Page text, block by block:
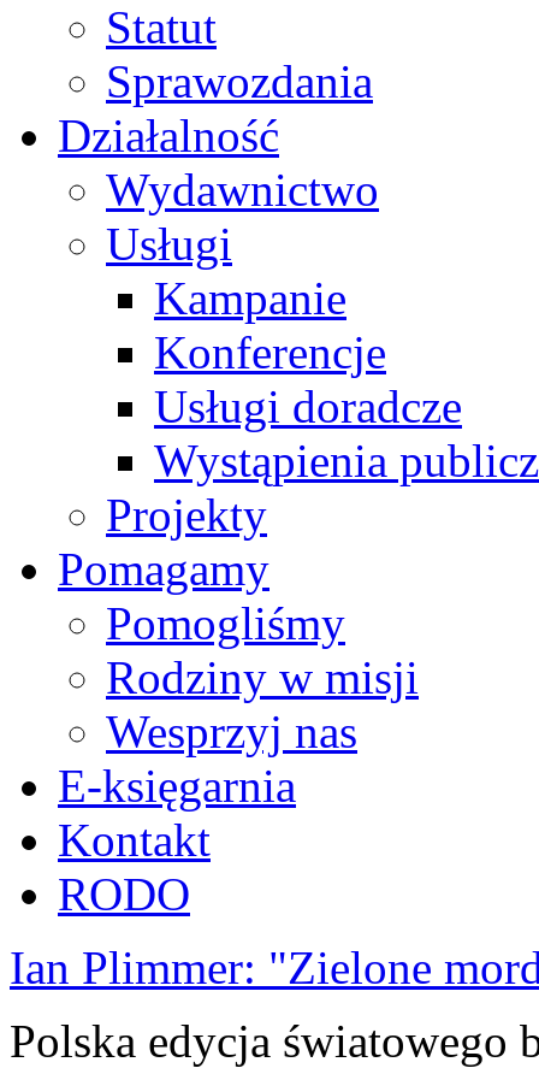
Statut
Sprawozdania
Działalność
Wydawnictwo
Usługi
Kampanie
Konferencje
Usługi doradcze
Wystąpienia
Projekty
Pomagamy
Pomogliśmy
Rodziny w misji
Wesprzyj nas
E-księgarnia
Kontakt
RODO
Ian Plimmer: "Zielone
Polska edycja światowego